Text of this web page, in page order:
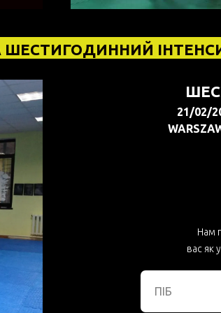
ШЕСТИГОДИННИЙ
21/02/
Нам
вас як